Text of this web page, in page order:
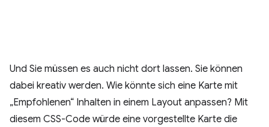
Und Sie müssen es auch nicht dort lassen. Sie können
dabei kreativ werden. Wie könnte sich eine Karte mit
„Empfohlenen“ Inhalten in einem Layout anpassen? Mit
diesem CSS-Code würde eine vorgestellte Karte die